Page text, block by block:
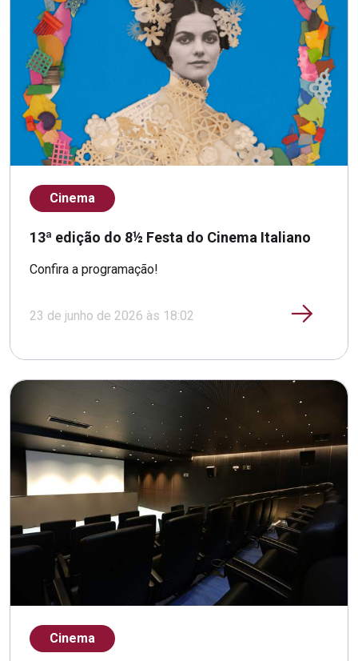
Cinema
13ª edição do 8½ Festa do Cinema Italiano
Confira a programação!
23 de junho de 2026 às 18:02
Cinema